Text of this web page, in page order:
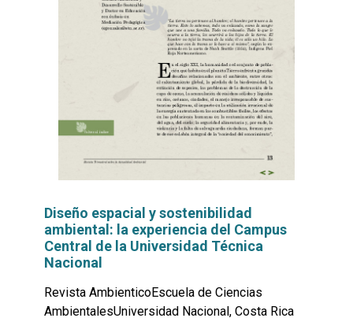
Diseño espacial y sostenibilidad
ambiental: la experiencia del Campus
Central de la Universidad Técnica
Nacional
Revista AmbienticoEscuela de Ciencias
AmbientalesUniversidad Nacional, Costa Rica